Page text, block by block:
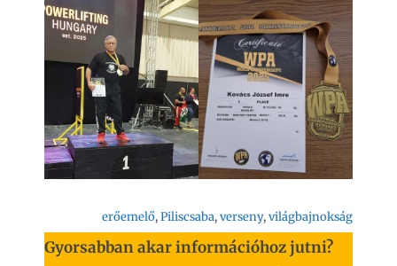
erőemelő, Piliscsaba, verseny, világbajnokság
Gyorsabban akar információhoz jutni?